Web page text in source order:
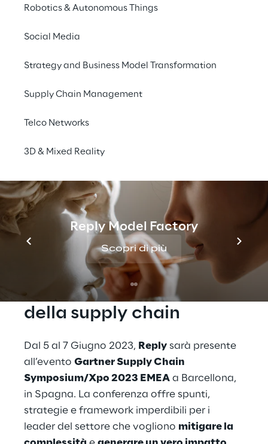
Robotics & Autonomous Things
Social Media
Strategy and Business Model Transformation
Supply Chain Management
Telco Networks
3D & Mixed Reality
Reply Model Factory
Scopri di più
Reply partecipa all’evento Gartner Supply
Chain Symposium/Xpo 2023 EMEA a
Barcellona. Unitevi a noi per conoscere le
tendenze e le tecnologie chiave necessarie
per migliorare la vostra catena di
approvvigionamento.
International Barcelona Convention
Barcelona, Spain
Dai vita alla tua visione
della supply chain
Dal 5 al 7 Giugno 2023, Reply sarà presente
all’evento Gartner Supply Chain
Symposium/Xpo 2023 EMEA a Barcellona,
in Spagna. La conferenza offre spunti,
strategie e framework imperdibili per i
leader del settore che vogliono mitigare la